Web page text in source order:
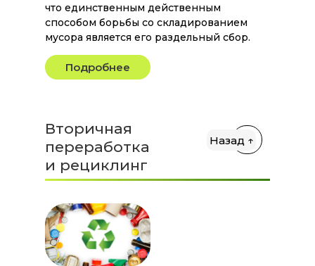
что единственным действенным
способом борьбы со складированием
мусора является его раздельный сбор.
Подробнее
Вторичная
переработка
и рециклинг
Назад ↑